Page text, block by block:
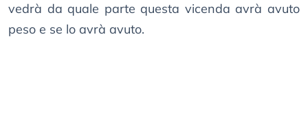
vedrà da quale parte questa vicenda avrà avuto
peso e se lo avrà avuto.